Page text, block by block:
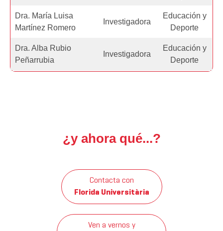
Dra. María Luisa
Martínez Romero
Investigadora
Educación y
Deporte
Dra. Alba Rubio
Peñarrubia
Investigadora
Educación y
Deporte
¿y ahora qué...?
Contacta con
Florida Universitària
Ven a vernos y